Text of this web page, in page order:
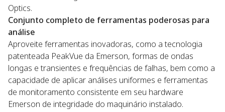
Optics.
Conjunto completo de ferramentas poderosas para
análise
Aproveite ferramentas inovadoras, como a tecnologia
patenteada PeakVue da Emerson, formas de ondas
longas e transientes e frequências de falhas, bem como a
capacidade de aplicar análises uniformes e ferramentas
de monitoramento consistente em seu hardware
Emerson de integridade do maquinário instalado.